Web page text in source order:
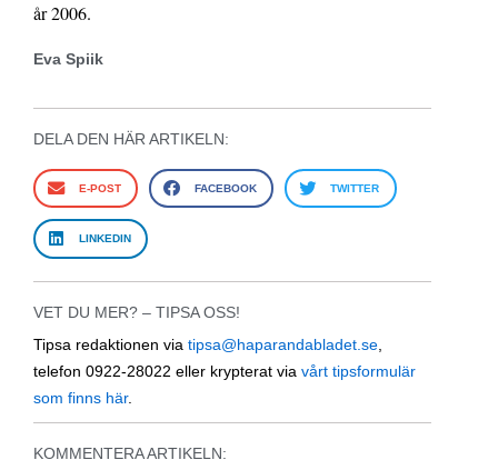
år 2006.
Eva Spiik
DELA DEN HÄR ARTIKELN:
E-POST FACEBOOK TWITTER
LINKEDIN
VET DU MER? – TIPSA OSS!
Tipsa redaktionen via tipsa@haparandabladet.se
telefon 0922-28022 eller krypterat via vårt tipsformulär
som finns här.
KOMMENTERA ARTIKELN: